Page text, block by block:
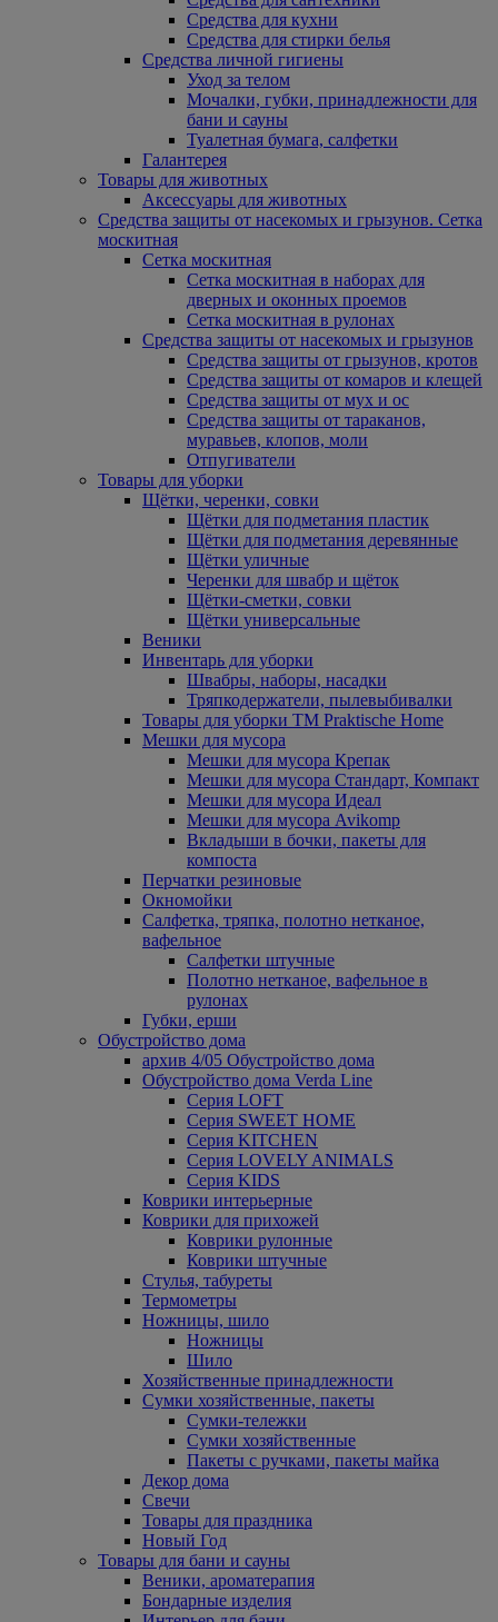
Средства для кухни
Средства для стирки белья
Средства личной гигиены
Уход за телом
Мочалки, губки, принадлежности для
бани и сауны
Туалетная бумага, салфетки
Галантерея
Товары для животных
Аксессуары для животных
Средства защиты от насекомых и грызунов. Сетка
москитная
Сетка москитная
Сетка москитная в наборах для
дверных и оконных проемов
Сетка москитная в рулонах
Средства защиты от насекомых и грызунов
Средства защиты от грызунов, кротов
Средства защиты от комаров и клещей
Средства защиты от мух и ос
Средства защиты от тараканов,
муравьев, клопов, моли
Отпугиватели
Товары для уборки
Щётки, черенки, совки
Щётки для подметания пластик
Щётки для подметания деревянные
Щётки уличные
Черенки для швабр и щёток
Щётки-сметки, совки
Щётки универсальные
Веники
Инвентарь для уборки
Швабры, наборы, насадки
Тряпкодержатели, пылевыбивалки
Товары для уборки ТМ Praktische Home
Мешки для мусора
Мешки для мусора Крепак
Мешки для мусора Стандарт, Компакт
Мешки для мусора Идеал
Мешки для мусора Avikomp
Вкладыши в бочки, пакеты для
компоста
Перчатки резиновые
Окномойки
Салфетка, тряпка, полотно нетканое,
вафельное
Салфетки штучные
Полотно нетканое, вафельное в
рулонах
Губки, ерши
Обустройство дома
архив 4/05 Обустройство дома
Обустройство дома Verda Line
Серия LOFT
Серия SWEET HOME
Серия KITCHEN
Серия LOVELY ANIMALS
Серия KIDS
Коврики интерьерные
Коврики для прихожей
Коврики рулонные
Коврики штучные
Стулья, табуреты
Термометры
Ножницы, шило
Ножницы
Шило
Хозяйственные принадлежности
Сумки хозяйственные, пакеты
Сумки-тележки
Сумки хозяйственные
Пакеты с ручками, пакеты майка
Декор дома
Свечи
Товары для праздника
Новый Год
Товары для бани и сауны
Веники, ароматерапия
Бондарные изделия